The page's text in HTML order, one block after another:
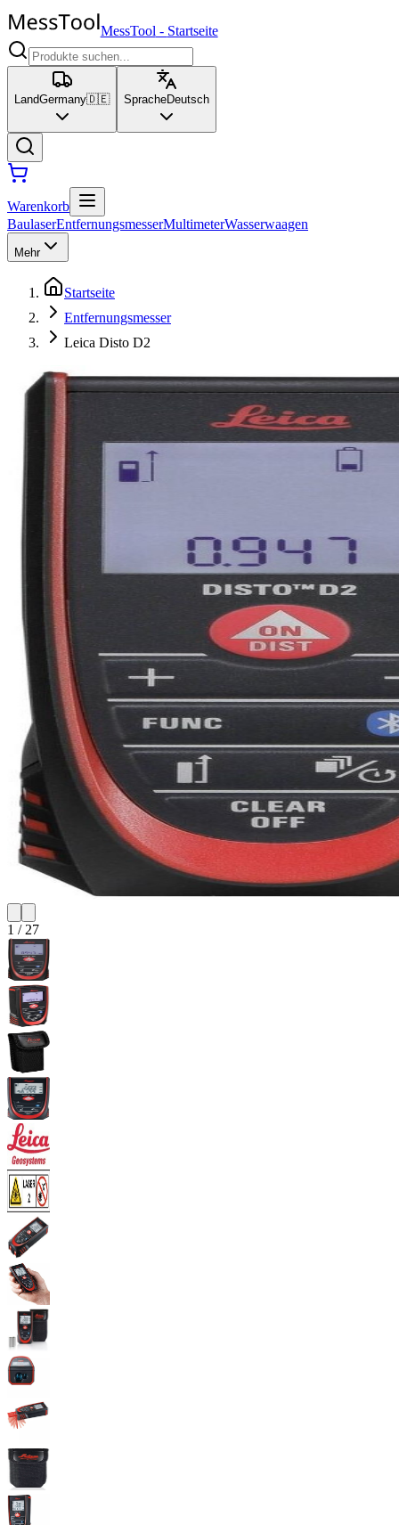
MessTool - Startseite
LandGermany🇩🇪 SpracheDeutsch
Warenkorb
BaulaserEntfernungsmesserMultimeterWasserwaagen
Mehr
Startseite
Entfernungsmesser
Leica Disto D2
1 / 27